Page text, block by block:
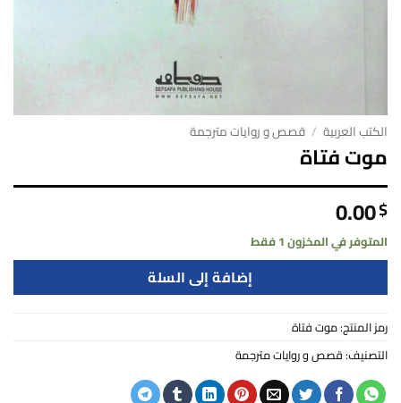
الكتب العربية / قصص و روايات مترجمة
موت فتاة
0.00$
المتوفر في المخزون 1 فقط
إضافة إلى السلة
رمز المنتج:موت فتاة
التصنيف:قصص و روايات مترجمة